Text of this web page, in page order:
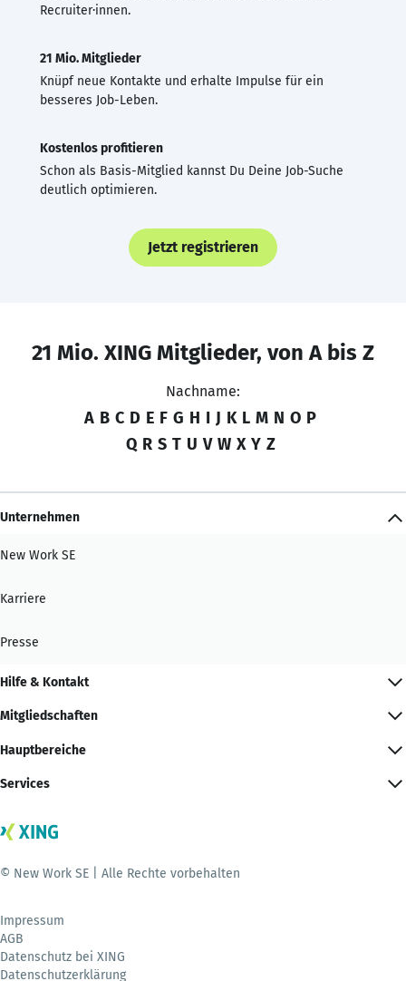
Recruiter·innen.
21 Mio. Mitglieder
Knüpf neue Kontakte und erhalte Impulse für ein
besseres Job-Leben.
Kostenlos profitieren
Schon als Basis-Mitglied kannst Du Deine Job-Suche
deutlich optimieren.
Jetzt registrieren
21 Mio. XING Mitglieder, von A bis Z
Nachname:
A B C D E F G H I J K L M N O P
Q R S T U V W X Y Z
Unternehmen
New Work SE
Karriere
Presse
Hilfe & Kontakt
Mitgliedschaften
Hauptbereiche
Services
© New Work SE | Alle Rechte vorbehalten
Impressum
AGB
Datenschutz bei XING
Datenschutzerklärung